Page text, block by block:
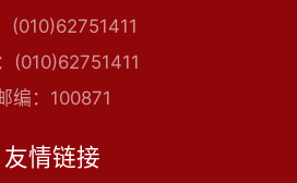
(010)62751411
(010)62751411
编：100871
友情链接